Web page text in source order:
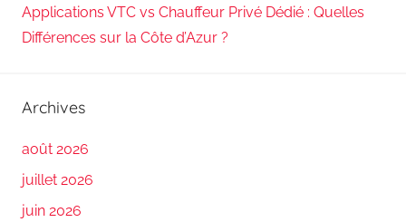
Applications VTC vs Chauffeur Privé Dédié : Quelles
Différences sur la Côte d’Azur ?
Archives
août 2026
juillet 2026
juin 2026